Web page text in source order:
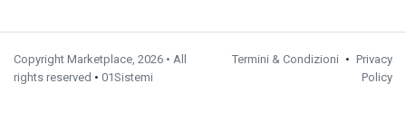
Copyright Marketplace, 2026 • All
rights reserved • 01Sistemi
Termini & Condizioni • Privacy
Policy